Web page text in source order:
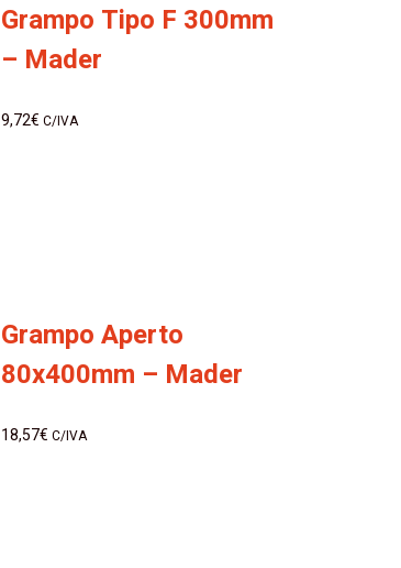
Grampo Tipo F 300mm
– Mader
9,72€ C/IVA
Grampo Aperto
80x400mm – Mader
18,57€ C/IVA